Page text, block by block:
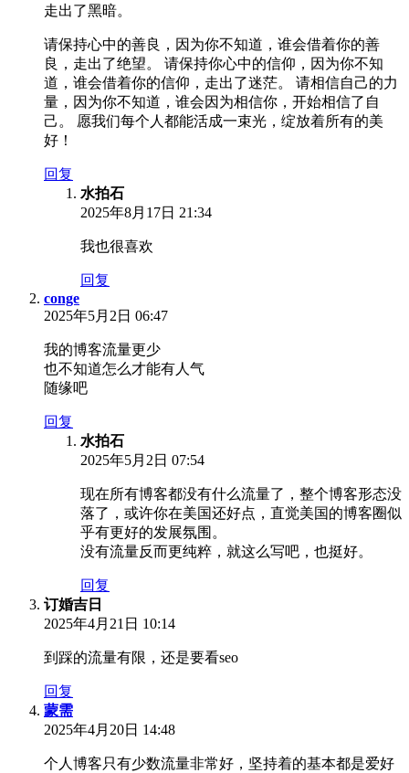
走出了黑暗。
请保持心中的善良，因为你不知道，谁会借着你的善
良，走出了绝望。 请保持你心中的信仰，因为你不知
道，谁会借着你的信仰，走出了迷茫。 请相信自己的力
量，因为你不知道，谁会因为相信你，开始相信了自
己。 愿我们每个人都能活成一束光，绽放着所有的美
好！
回复
水拍石
2025年8月17日 21:34
我也很喜欢
回复
conge
2025年5月2日 06:47
我的博客流量更少
也不知道怎么才能有人气
随缘吧
回复
水拍石
2025年5月2日 07:54
现在所有博客都没有什么流量了，整个博客形态没
落了，或许你在美国还好点，直觉美国的博客圈似
乎有更好的发展氛围。
没有流量反而更纯粹，就这么写吧，也挺好。
回复
订婚吉日
2025年4月21日 10:14
到踩的流量有限，还是要看seo
回复
蒙需
2025年4月20日 14:48
个人博客只有少数流量非常好，坚持着的基本都是爱好